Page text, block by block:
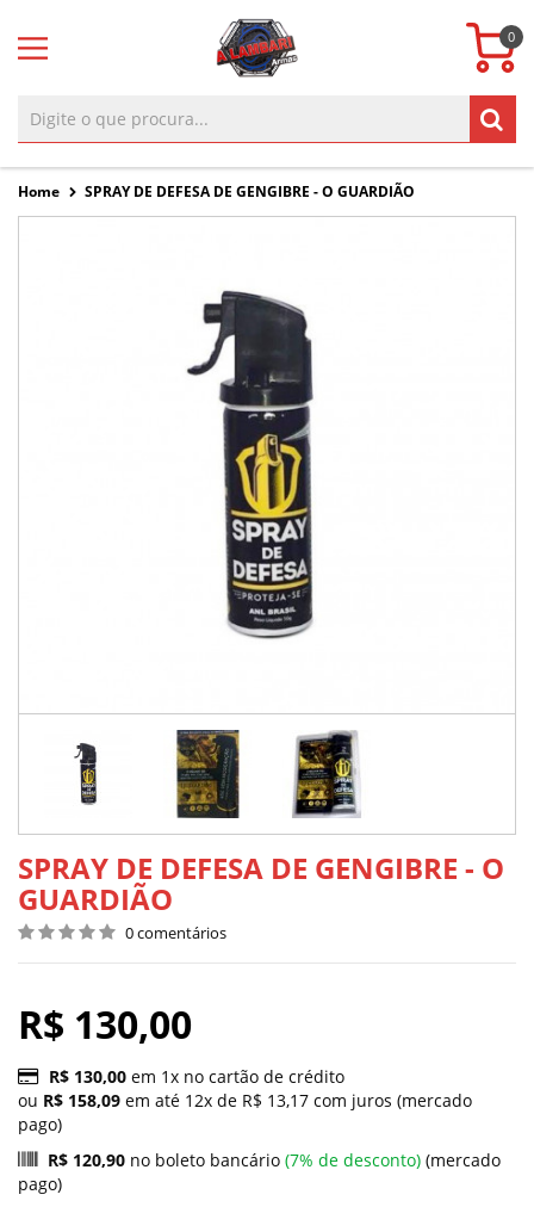
0
Home SPRAY DE DEFESA DE GENGIBRE - O GUARDIÃO
SPRAY DE DEFESA DE GENGIBRE - O
GUARDIÃO
0 comentários
R$ 130,00
R$ 130,00 em 1x no cartão de crédito
ou R$ 158,09 em até 12x de R$ 13,17 com juros (mercado
pago)
R$ 120,90 no boleto bancário (7% de desconto) (mercado
pago)